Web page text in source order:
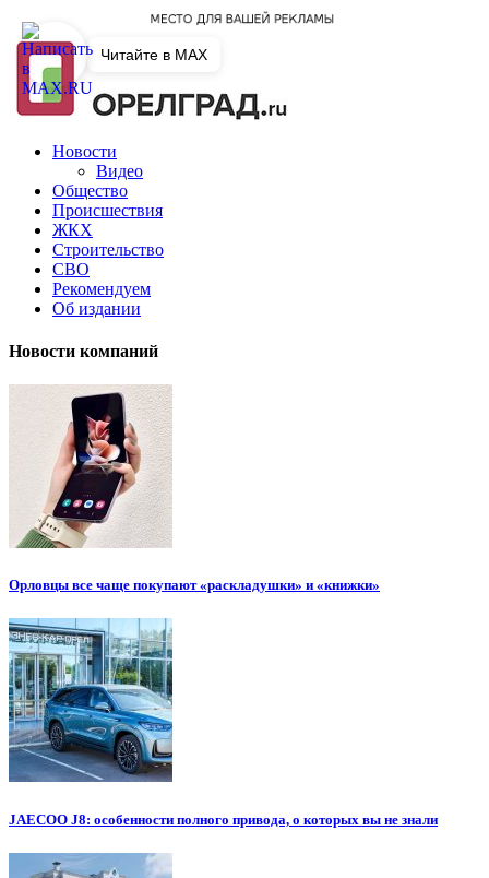
Новости
Видео
Общество
Происшествия
ЖКХ
Строительство
СВО
Рекомендуем
Об издании
Новости компаний
Орловцы все чаще покупают «раскладушки» и «книжки»
JAECOO J8: особенности полного привода, о которых вы не знали
Читайте в MAX